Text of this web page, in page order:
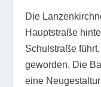
Die
Hauptstraße
Schulstraße
geworden. Die
eine